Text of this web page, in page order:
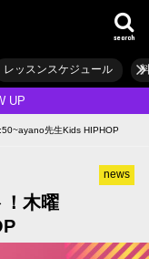
search
レッスンスケジュール
UP
先生Kids HIPHOP
news
木曜